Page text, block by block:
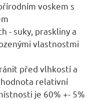
voskem s
- suky, praskliny a
vlastnostmi
před vlhkostí a
relativní
je 60% +- 5%